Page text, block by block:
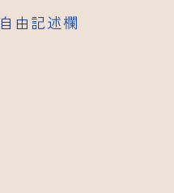
自由記述欄